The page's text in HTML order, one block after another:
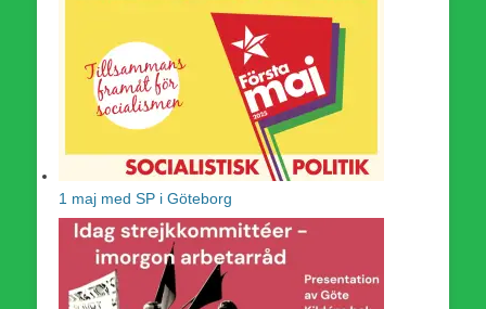
1 maj med SP i Göteborg